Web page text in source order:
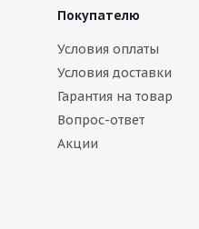
Покупателю
Условия оплаты
Условия доставки
Гарантия на товар
Вопрос-ответ
Акции